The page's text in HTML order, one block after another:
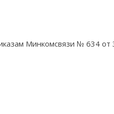
Минкомсвязи № 634